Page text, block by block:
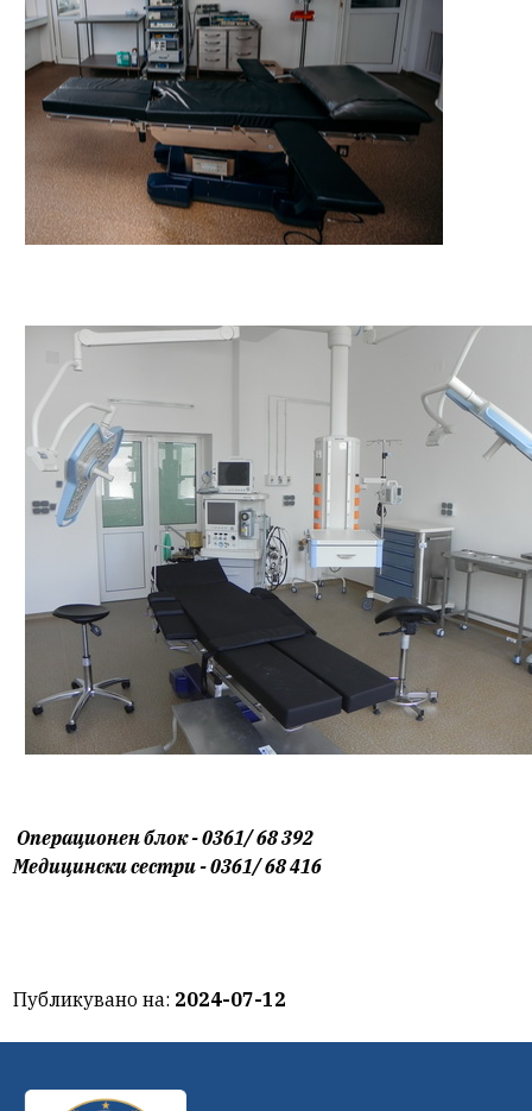
Операционен блок - 0361/ 68 392
Медицински сестри - 0361/ 68 416
Публикувано на: 2024-07-12